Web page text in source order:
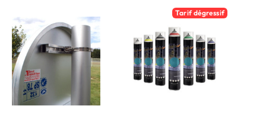
Tarif dégressif